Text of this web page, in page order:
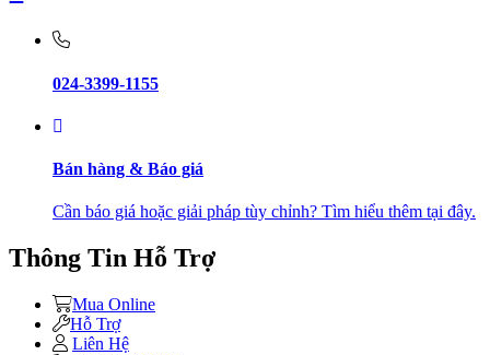
024-3399-1155
Bán hàng & Báo giá
Cần báo giá hoặc giải pháp tùy chỉnh? Tìm hiểu thêm tại đây.
Thông Tin Hỗ Trợ
Mua Online
Hỗ Trợ
Liên Hệ